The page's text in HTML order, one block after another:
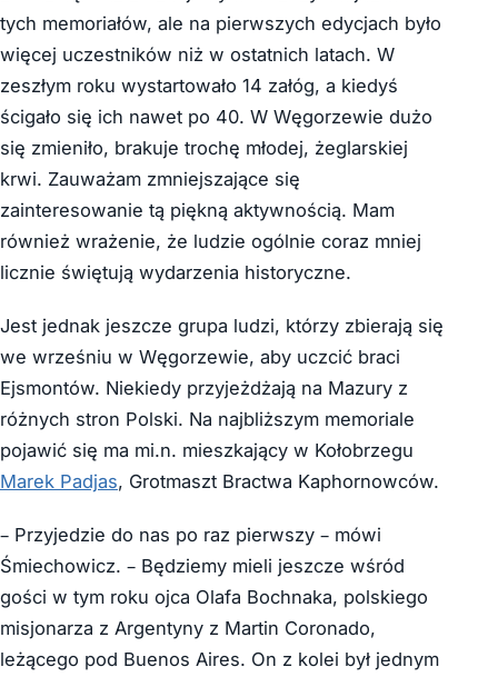
tych memoriałów, ale na pierwszych edycjach było
więcej uczestników niż w ostatnich latach. W
zeszłym roku wystartowało 14 załóg, a kiedyś
ścigało się ich nawet po 40. W Węgorzewie dużo
się zmieniło, brakuje trochę młodej, żeglarskiej
krwi. Zauważam zmniejszające się
zainteresowanie tą piękną aktywnością. Mam
również wrażenie, że ludzie ogólnie coraz mniej
licznie świętują wydarzenia historyczne.
Jest jednak jeszcze grupa ludzi, którzy zbierają się
we wrześniu w Węgorzewie, aby uczcić braci
Ejsmontów. Niekiedy przyjeżdżają na Mazury z
różnych stron Polski. Na najbliższym memoriale
pojawić się ma mi.n. mieszkający w Kołobrzegu
Marek Padjas, Grotmaszt Bractwa Kaphornowców.
– Przyjedzie do nas po raz pierwszy – mówi
Śmiechowicz. – Będziemy mieli jeszcze wśród
gości w tym roku ojca Olafa Bochnaka, polskiego
misjonarza z Argentyny z Martin Coronado,
leżącego pod Buenos Aires. On z kolei był jednym